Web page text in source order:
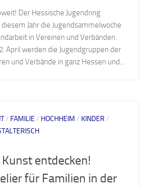
Der Hessische Jugendring
Jahr die Jugendsammelwoche
in Vereinen und Verbänden.
April werden die Jugendgruppen der
und Verbände in ganz Hessen und...
/ FAMILIE / HOCHHEIM / KINDER /
entdecken!
für Familien in der